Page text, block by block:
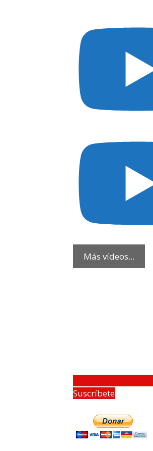
Más vídeos...
Suscríbete